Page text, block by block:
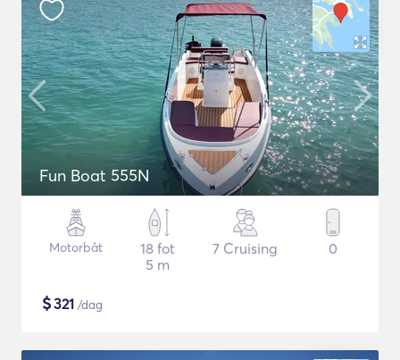
Fun Boat 555N
Motorbåt
18 fot
5 m
7 Cruising 0
$321 /dag